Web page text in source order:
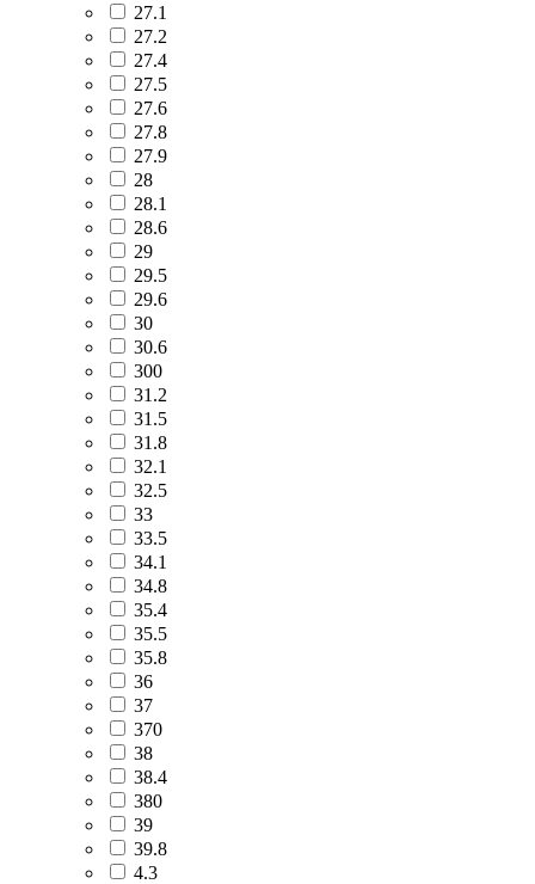
27.1
27.2
27.4
27.5
27.6
27.8
27.9
28
28.1
28.6
29
29.5
29.6
30
30.6
300
31.2
31.5
31.8
32.1
32.5
33
33.5
34.1
34.8
35.4
35.5
35.8
36
37
370
38
38.4
380
39
39.8
4.3